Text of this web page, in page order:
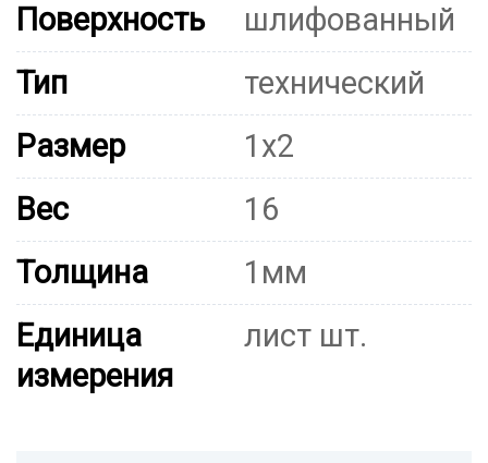
Поверхность
шлифованный
Тип
технический
Размер
1х2
Вес
16
Толщина
1мм
Единица
измерения
лист шт.